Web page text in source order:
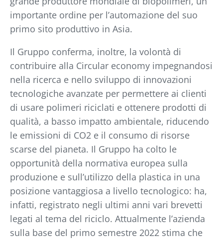
importante ordine per l’automazione del suo
primo sito produttivo in Asia.
Il Gruppo conferma, inoltre, la volontà di
contribuire alla Circular economy impegnandosi
nella ricerca e nello sviluppo di innovazioni
tecnologiche avanzate per permettere ai clienti
di usare polimeri riciclati e ottenere prodotti di
qualità, a basso impatto ambientale, riducendo
le emissioni di CO2 e il consumo di risorse
scarse del pianeta. Il Gruppo ha colto le
opportunità della normativa europea sulla
produzione e sull’utilizzo della plastica in una
posizione vantaggiosa a livello tecnologico: ha,
infatti, registrato negli ultimi anni vari brevetti
legati al tema del riciclo. Attualmente l’azienda
sulla base del primo semestre 2022 stima che